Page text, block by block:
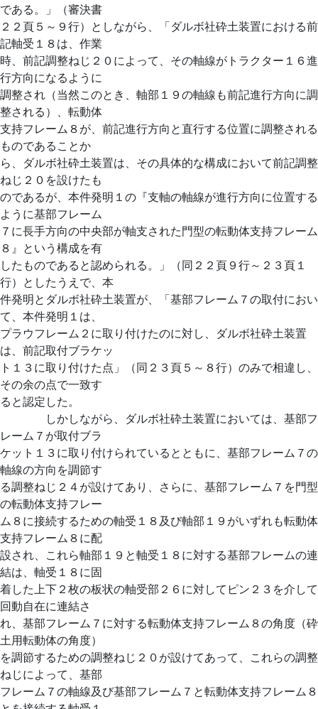
である。」（審決書
２２頁５～９行）としながら、「ダルボ社砕土装置における前
記軸受１８は、作業
時、前記調整ねじ２０によって、その軸線がトラクター１６進
行方向になるように
調整され（当然このとき、軸部１９の軸線も前記進行方向に調
整される）、転動体
支持フレーム８が、前記進行方向と直行する位置に調整される
ものであることか
ら、ダルボ社砕土装置は、その具体的な構成において前記調整
ねじ２０を設けたも
のであるが、本件発明１の『支軸の軸線が進行方向に位置する
ように基部フレーム
７に長手方向の中央部が軸支された門型の転動体支持フレーム
８』という構成を有
したものであると認められる。」（同２２頁９行～２３頁１
行）としたうえで、本
件発明とダルボ社砕土装置が、「基部フレーム７の取付におい
て、本件発明１は、
プラウフレーム２に取り付けたのに対し、ダルボ社砕土装置
は、前記取付ブラケッ
ト１３に取り付けた点」（同２３頁５～８行）のみで相違し、
その余の点で一致す
ると認定した。
しかしながら、ダルボ社砕土装置においては、基部フ
レーム７が取付ブラ
ケット１３に取り付けられているとともに、基部フレーム７の
軸線の方向を調節す
る調整ねじ２４が設けてあり、さらに、基部フレーム７を門型
の転動体支持フレー
ム８に接続するための軸受１８及び軸部１９がいずれも転動体
支持フレーム８に配
設され、これら軸部１９と軸受１８に対する基部フレームの連
結は、軸受１８に固
着した上下２枚の板状の軸受部２６に対してピン２３を介して
回動自在に連結さ
れ、基部フレーム７に対する転動体支持フレーム８の角度（砕
土用転動体の角度）
を調節するための調整ねじ２０が設けてあって、これらの調整
ねじによって、基部
フレーム７の軸線及び基部フレーム７と転動体支持フレーム８